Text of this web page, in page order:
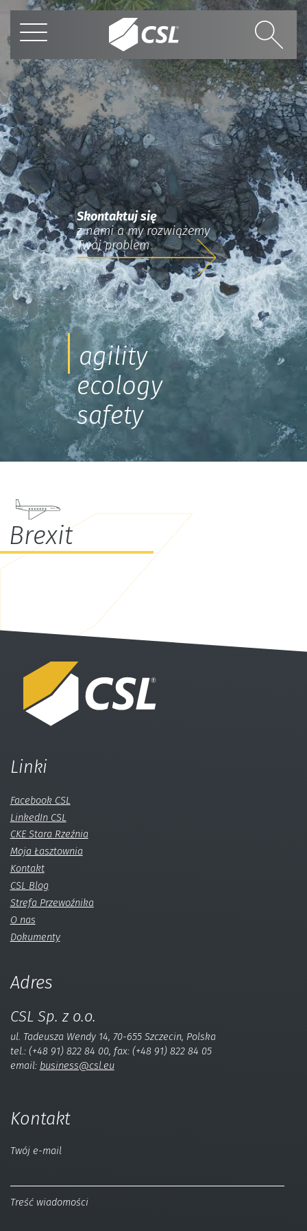
Skontaktuj się
z nami a my rozwiążemy
Twój problem
agility
ecology
safety
Brexit
Linki
Facebook CSL
LinkedIn CSL
CKE Stara Rzeźnia
Moja Łasztownia
Kontakt
CSL Blog
Strefa Przewoźnika
O nas
Dokumenty
Adres
CSL Sp. z o.o.
ul. Tadeusza Wendy 14, 70-655 Szczecin, Polska
tel.: (+48 91) 822 84 00, fax: (+48 91) 822 84 05
email: business@csl.eu
Kontakt
Twój e-mail
Treść wiadomości